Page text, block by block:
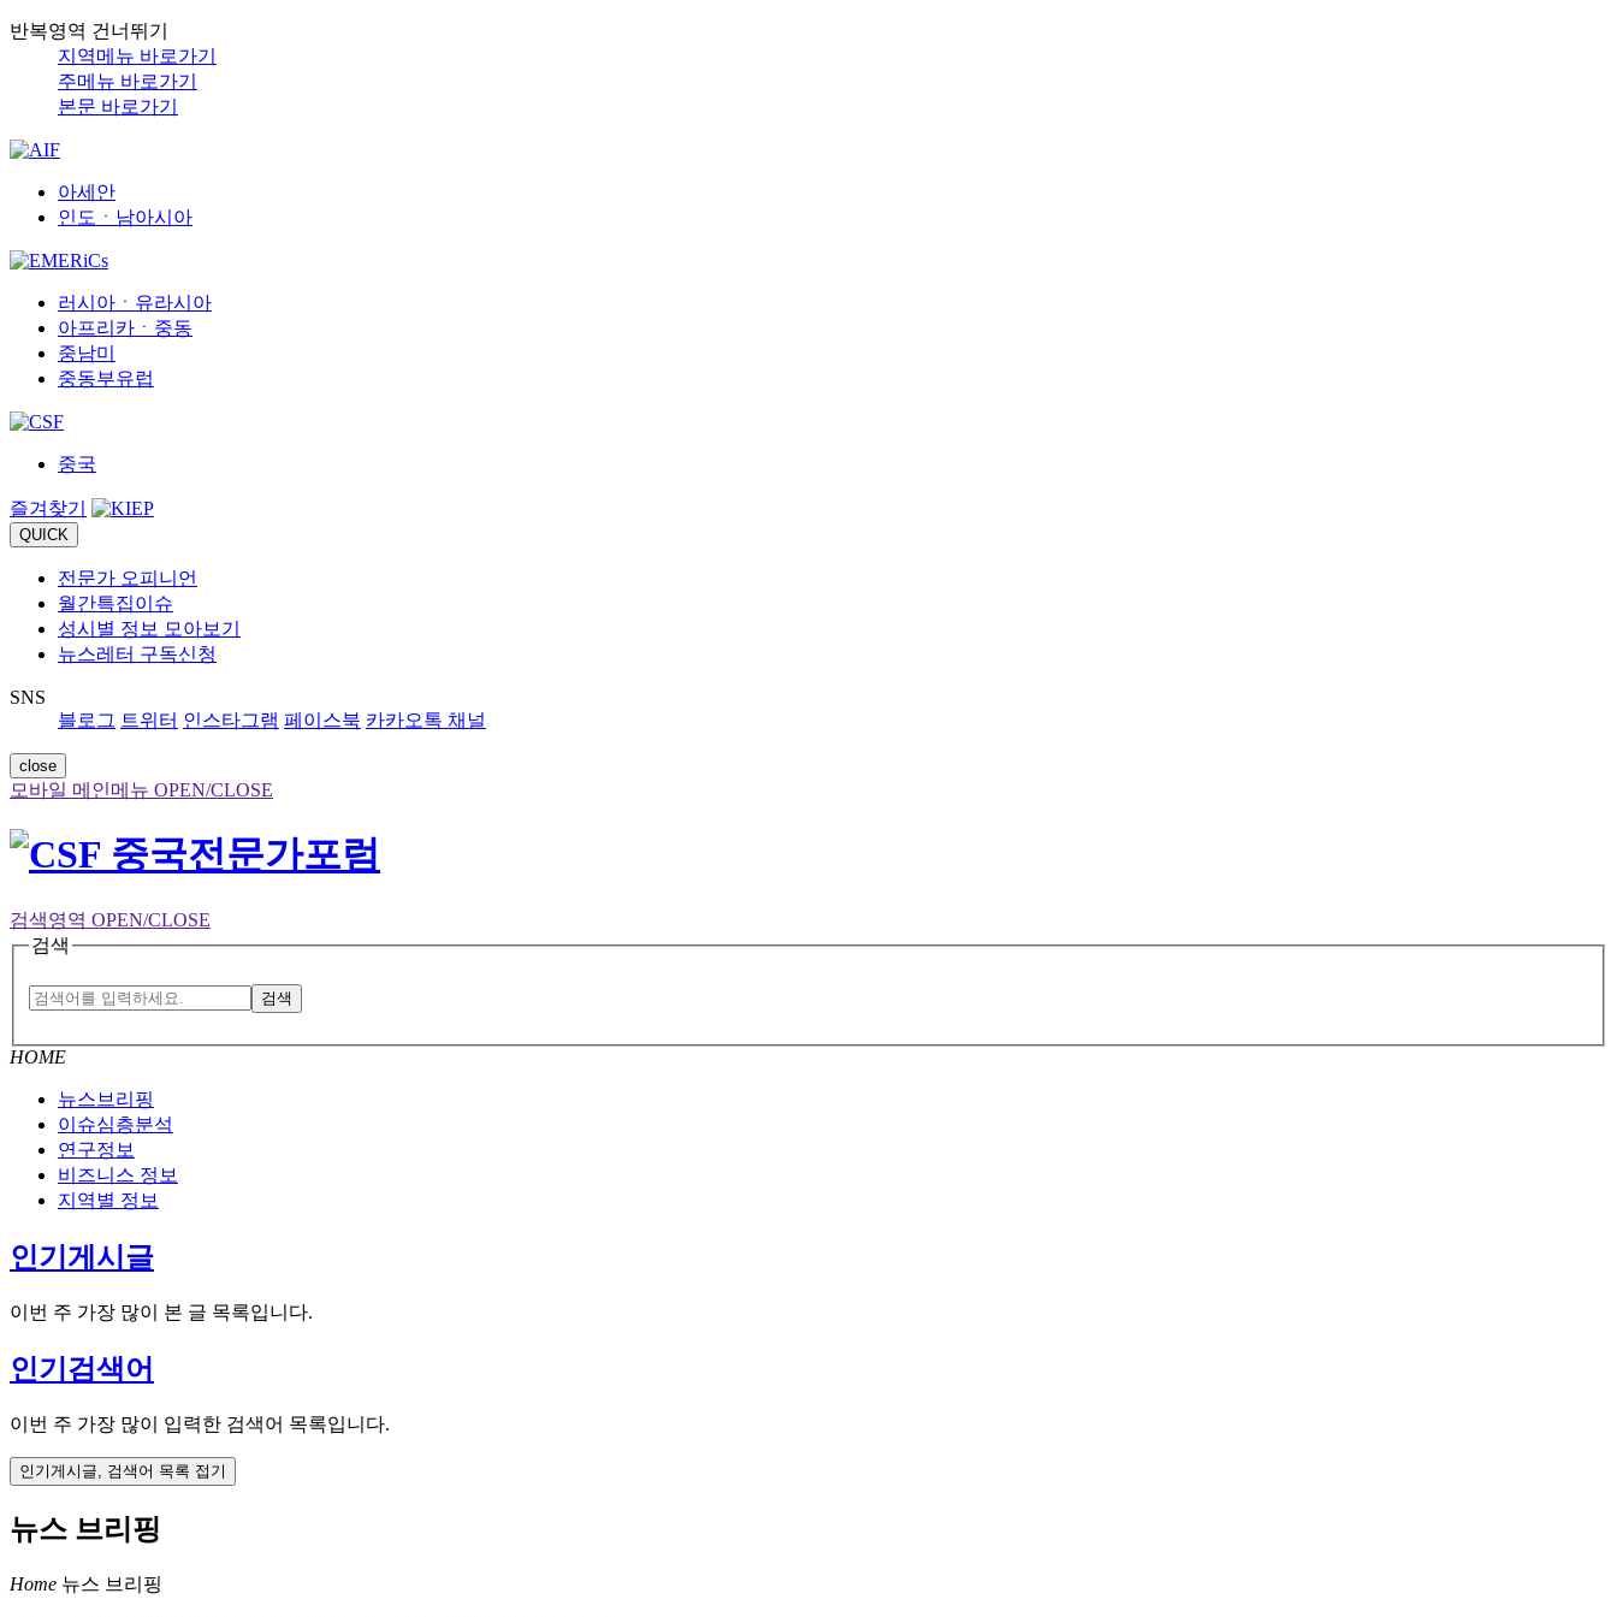
반복영역 건너뛰기
지역메뉴 바로가기
주메뉴 바로가기
본문 바로가기
아세안
인도ㆍ남아시아
러시아ㆍ유라시아
아프리카ㆍ중동
중남미
중동부유럽
중국
즐겨찾기
QUICK
전문가 오피니언
월간특집이슈
성시별 정보 모아보기
뉴스레터 구독신청
SNS
블로그 트위터 인스타그램 페이스북 카카오톡 채널
close
모바일 메인메뉴 OPEN/CLOSE
검색영역 OPEN/CLOSE
검색
검색
HOME
뉴스브리핑
이슈심층분석
연구정보
비즈니스 정보
지역별 정보
인기게시글
이번 주 가장 많이 본 글 목록입니다.
인기검색어
이번 주 가장 많이 입력한 검색어 목록입니다.
인기게시글, 검색어 목록 접기
뉴스 브리핑
Home 뉴스 브리핑